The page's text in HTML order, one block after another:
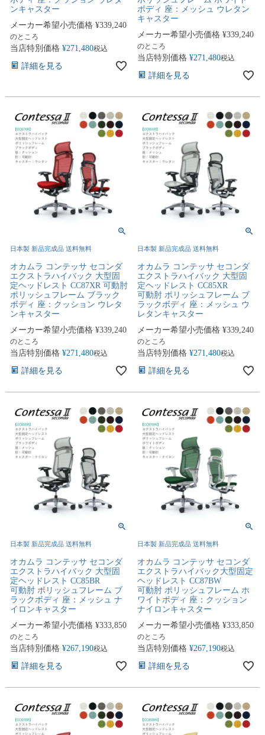
ンキャスター
メーカー希望小売価格 ¥339,240
のところ
当店特別価格 ¥271,480税込
詳細を見る
ボディ 座：メッシュ ウレタン
キャスター
メーカー希望小売価格 ¥339,240
のところ
当店特別価格 ¥271,480税込
詳細を見る
日本製 新品完成品 送料無料
オカムラ コンテッサ セコンダ
エクストラハイバック 大型固
定ヘッドレスト CC87XR 可動肘
ポリッシュフレーム ブラック
ボディ 座：クッション ウレタ
ンキャスター
メーカー希望小売価格 ¥339,240
のところ
当店特別価格 ¥271,480税込
詳細を見る
日本製 新品完成品 送料無料
オカムラ コンテッサ セコンダ
エクストラハイバック 大型固
定ヘッドレスト CC85XR
可動肘 ポリッシュフレーム ブ
ラックボディ 座：メッシュ ウ
レタンキャスター
メーカー希望小売価格 ¥339,240
のところ
当店特別価格 ¥271,480税込
詳細を見る
日本製 新品完成品 送料無料
オカムラ コンテッサ セコンダ
エクストラハイバック 大型固
定ヘッドレスト CC85BR
可動肘 ポリッシュフレーム ブ
ラックボディ 座：メッシュ ナ
イロンキャスター
メーカー希望小売価格 ¥333,850
のところ
当店特別価格 ¥267,190税込
詳細を見る
日本製 新品完成品 送料無料
オカムラ コンテッサ セコンダ
エクストラハイバック大型固定
ヘッドレスト CC87BW
可動肘 ポリッシュフレーム ホ
ワイトボディ 座：クッション
ナイロンキャスター
メーカー希望小売価格 ¥333,850
のところ
当店特別価格 ¥267,190税込
詳細を見る